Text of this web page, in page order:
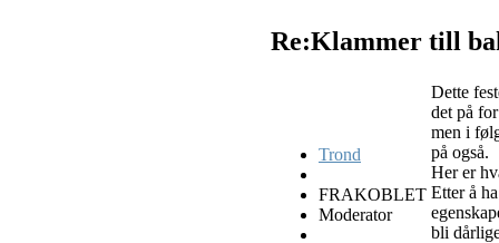
Re:Klammer till
Trond
FRAKOBLET
Moderator
Dette
det på
men i
på også.
Her er
Etter å
bli